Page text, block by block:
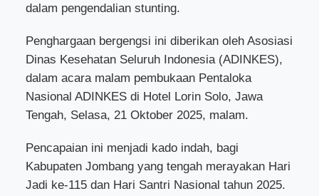
dalam pengendalian stunting.
Penghargaan bergengsi ini diberikan oleh Asosiasi
Dinas Kesehatan Seluruh Indonesia (ADINKES),
dalam acara malam pembukaan Pentaloka
Nasional ADINKES di Hotel Lorin Solo, Jawa
Tengah, Selasa, 21 Oktober 2025, malam.
Pencapaian ini menjadi kado indah, bagi
Kabupaten Jombang yang tengah merayakan Hari
Jadi ke-115 dan Hari Santri Nasional tahun 2025.